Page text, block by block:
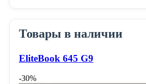
Товары в наличии
EliteBook 645 G9
-30%